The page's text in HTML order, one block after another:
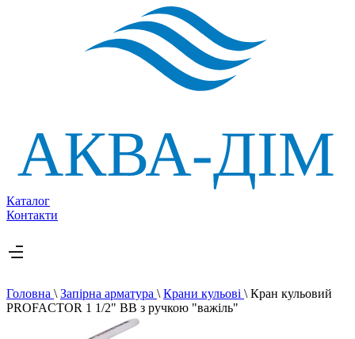
Каталог
Контакти
Головна \ Запірна арматура \ Крани кульові \ Кран кульовий
PROFACTOR 1 1/2" ВВ з ручкою "важіль"